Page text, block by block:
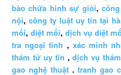
bào chữa hình sự giỏi,
nội,công ty luật uy tín tại
mối,diệt mối,dịch vụ diệt
tra ngoại tình , xác minh
thám tử uy tín ,dịch vụ
gao nghệ thuật.tranh gao